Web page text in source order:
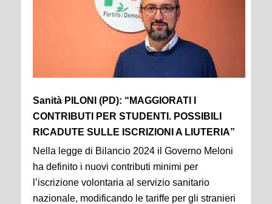
Sanità PILONI (PD): “MAGGIORATI I
CONTRIBUTI PER STUDENTI. POSSIBILI
RICADUTE SULLE ISCRIZIONI A LIUTERIA”
Nella legge di Bilancio 2024 il Governo Meloni
ha definito i nuovi contributi minimi per
l’iscrizione volontaria al servizio sanitario
nazionale, modificando le tariffe per gli stranieri